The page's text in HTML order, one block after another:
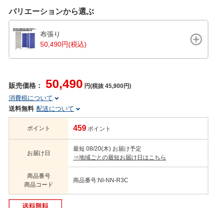
バリエーションから選ぶ
布張り
50,490円(税込)
販売価格： 50,490 円(税抜 45,900円)
消費税について
送料無料 配送について
ポイント 459 ポイント
お届け日
最短 08/20(木) お届け予定
⇒地域ごとの最短お届け日はこちら
商品番号
商品コード
商品番号:NI-NN-R3C